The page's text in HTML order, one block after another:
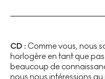
CD : Comme vous, nous
horlogère en tant que
beaucoup de
nous nous intéressions